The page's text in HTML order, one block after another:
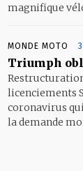
magnifique
MONDE MOTO
Triumph
licenciements
coronavirus
la demande